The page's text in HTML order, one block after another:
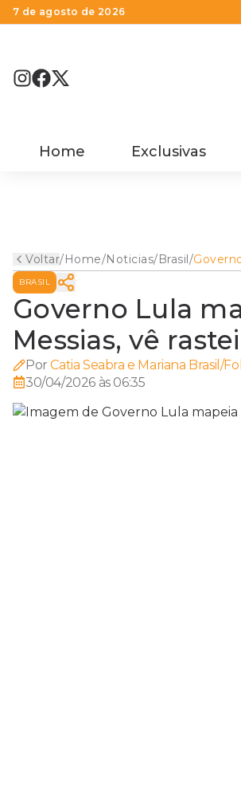
7 de agosto de 2026
Home Exclusivas
Voltar/Home/Noticias/Brasil/
e
BRASIL
Governo Lula
Messias, vê
Por Catia Seabra e Mariana Brasil/
30/04/2026 às 06:35